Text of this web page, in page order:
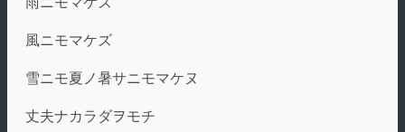
風ニモマケズ
雪ニモ夏ノ暑サニモマケヌ
丈夫ナカラダヲモチ